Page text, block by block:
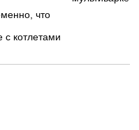
что
с котлетами